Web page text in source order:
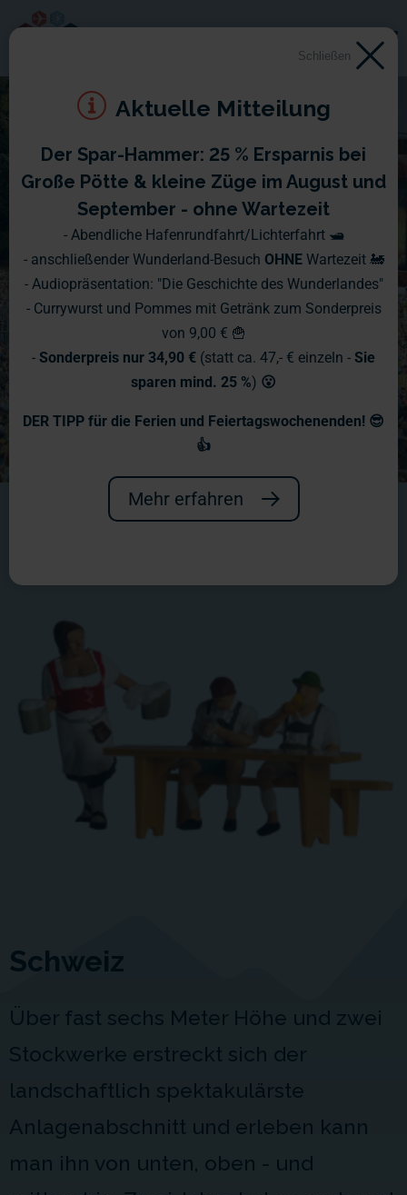
Schweiz
Über fast sechs Meter Höhe und zwei
Stockwerke erstreckt sich der
landschaftlich spektakulärste
Anlagenabschnitt und erleben kann
man ihn von unten, oben - und
Schließen
Aktuelle Mitteilung
Der Spar-Hammer: 25 % Ersparnis bei
Große Pötte & kleine Züge im August und
September - ohne Wartezeit
- Abendliche Hafenrundfahrt/Lichterfahrt 🛥️
- anschließender Wunderland-Besuch OHNE Wartezeit 🚂
- Audiopräsentation: "Die Geschichte des Wunderlandes"
- Currywurst und Pommes mit Getränk zum Sonderpreis
von 9,00 € 🍟
- Sonderpreis nur 34,90 € (statt ca. 47,- € einzeln - Sie
sparen mind. 25 %) 😮
DER TIPP für die Ferien und Feiertagswochenenden! 😎
👍
Mehr erfahren